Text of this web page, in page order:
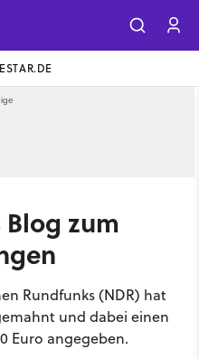
Blog zum
Rundfunks (NDR) hat
und dabei einen
Euro angegeben.